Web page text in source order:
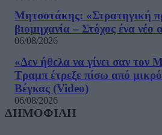
Μητσοτάκης: «Στρατηγική
βιομηχανία – Στόχος ένα νέο
06/08/2026
«Δεν ήθελα να γίνει σαν τον
Τραμπ έτρεξε πίσω από
Βέγκας (Video)
06/08/2026
ΔΗΜΟΦΙΛΗ